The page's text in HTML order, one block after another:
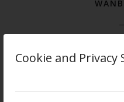
Cookie and Privacy
Is uw verzekering
gehad dan kan ik u